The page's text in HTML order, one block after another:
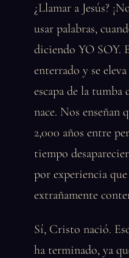
¿Llamar a Jesús?
usar palabras,
diciendo YO SOY.
enterrado y se
escapa de la
nace. Nos enseñan
2,000 años entre
tiempo
por experiencia
extrañamente
Sí, Cristo nació.
ha terminado, ya